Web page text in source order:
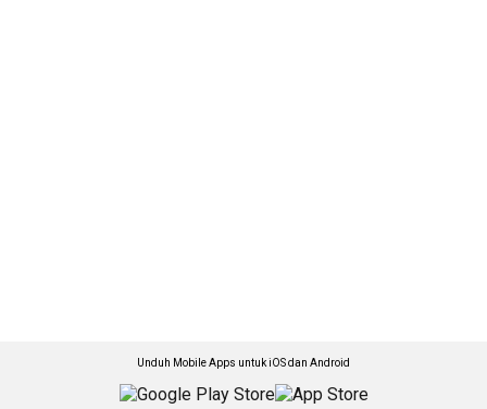
Unduh Mobile Apps untuk iOS dan Android